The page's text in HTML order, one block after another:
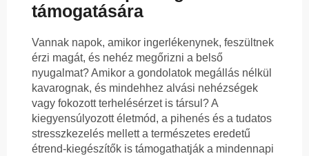
támogatására
Vannak napok, amikor ingerlékenynek, feszültnek
érzi magát, és nehéz megőrizni a belső
nyugalmat? Amikor a gondolatok megállás nélkül
kavarognak, és mindehhez alvási nehézségek
vagy fokozott terhelésérzet is társul? A
kiegyensúlyozott életmód, a pihenés és a tudatos
stresszkezelés mellett a természetes eredetű
étrend-kiegészítők is támogathatják a mindennapi